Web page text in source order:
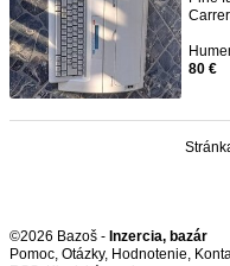
80 €
©2026 Bazoš - Inzercia, bazár
Pomoc, Otázky, Hodnotenie,